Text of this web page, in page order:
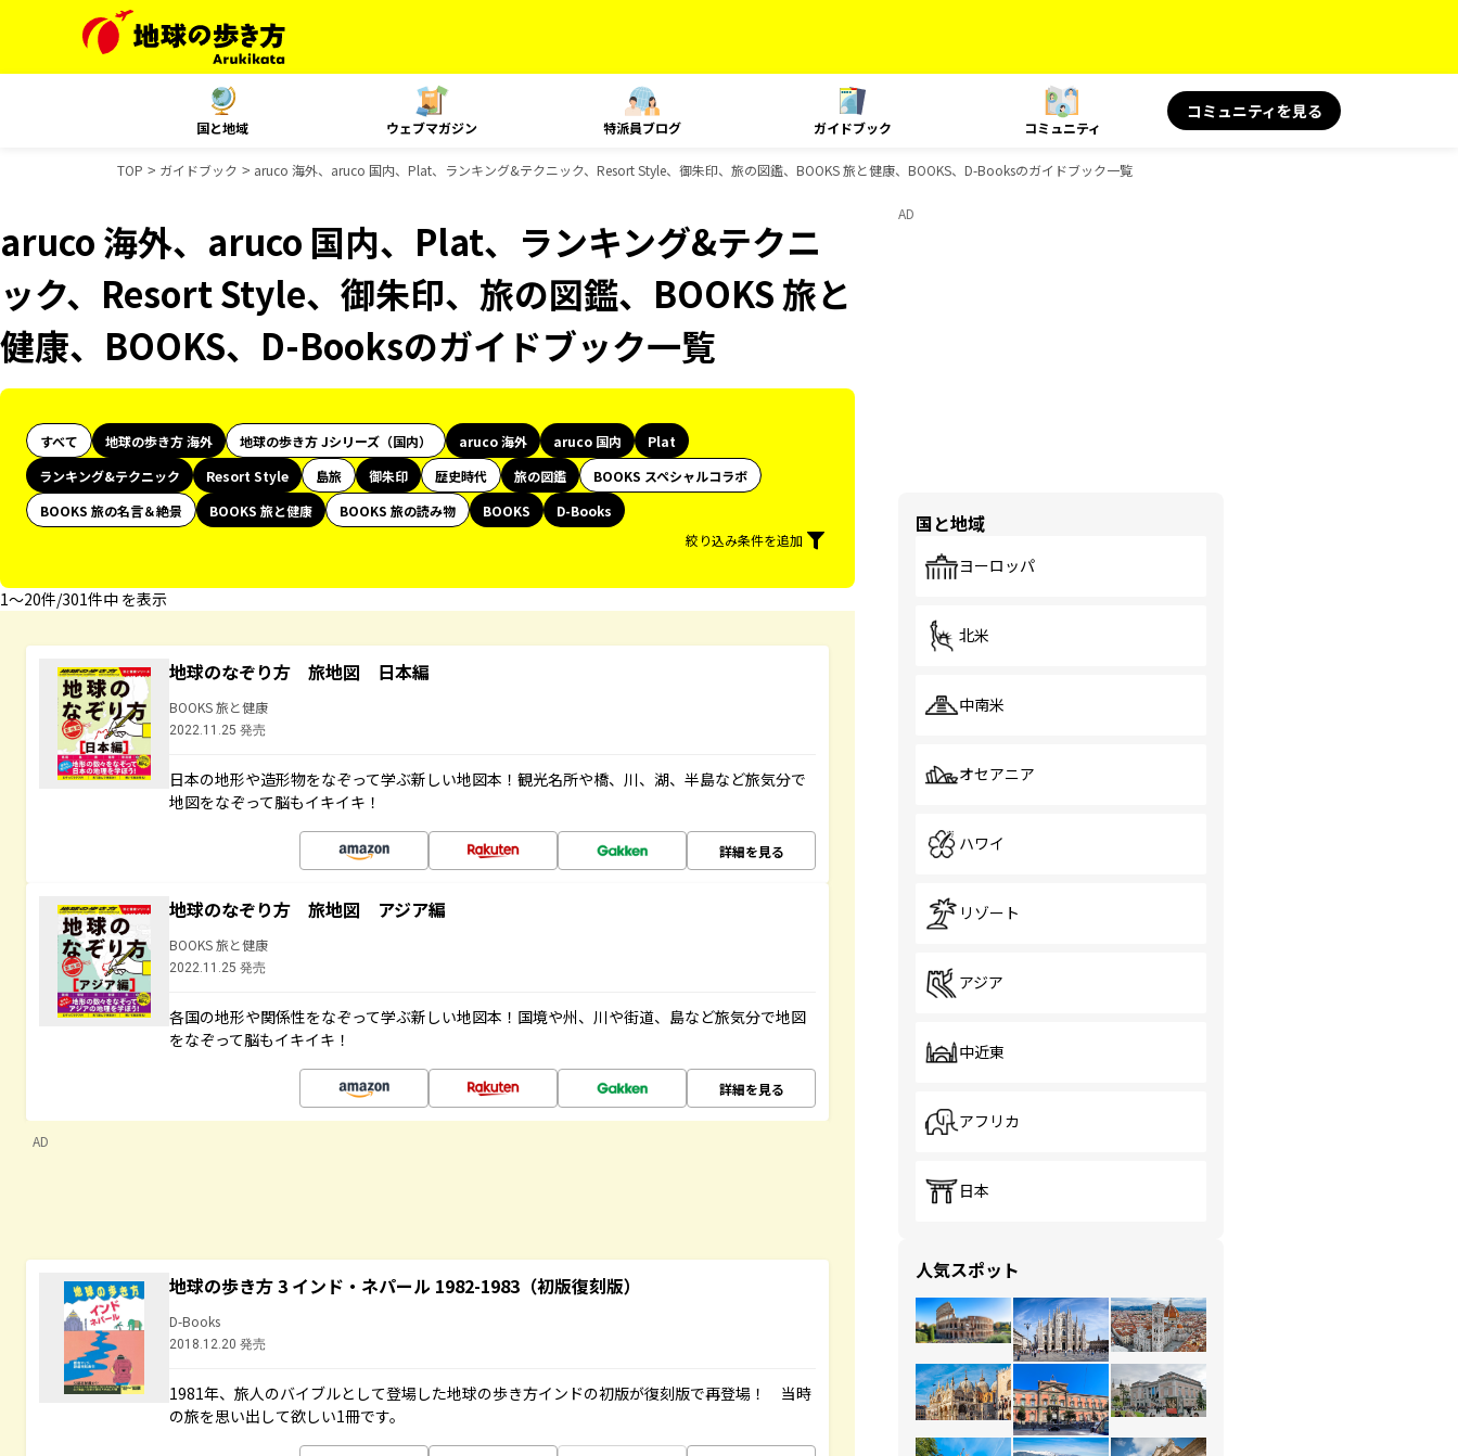
国と地域 ウェブマガジン 特派員ブログ ガイドブック コミュニティ
コミュニティを見る
TOP ガイドブック aruco 海外、aruco 国内、Plat、ランキング&テクニック、Resort Style、御朱印、旅の図鑑、BOOKS 旅と健康、BOOKS、D-Booksのガイドブック一覧
aruco 海外、aruco 国内、Plat、ランキング&テクニ
ック、Resort Style、御朱印、旅の図鑑、BOOKS 旅と
健康、BOOKS、D-Booksのガイドブック一覧
すべて 地球の歩き方 海外 地球の歩き方 Jシリーズ（国内） aruco 海外 aruco 国内
Plat
ランキング&テクニック
Resort Style 島旅 御朱印 歴史時代 旅の図鑑
BOOKS スペシャルコラボ
BOOKS 旅の名言＆絶景
BOOKS 旅と健康 BOOKS 旅の読み物 BOOKS
D-Books
絞り込み条件を追加
1〜20件/301件中 を表示
地球のなぞり方 旅地図 日本編
BOOKS 旅と健康
2022.11.25 発売
日本の地形や造形物をなぞって学ぶ新しい地図本！観光名所や橋、川、湖、半島など旅気分で
地図をなぞって脳もイキイキ！
詳細を見る
地球のなぞり方 旅地図 アジア編
BOOKS 旅と健康
2022.11.25 発売
各国の地形や関係性をなぞって学ぶ新しい地図本！国境や州、川や街道、島など旅気分で地図
をなぞって脳もイキイキ！
詳細を見る
AD
地球の歩き方 3 インド・ネパール 1982-1983（初版復刻版）
D-Books
2018.12.20 発売
1981年、旅人のバイブルとして登場した地球の歩き方インドの初版が復刻版で再登場！ 当時
の旅を思い出して欲しい1冊です。
AD
国と地域
ヨーロッパ
北米
中南米
オセアニア
ハワイ
リゾート
アジア
中近東
アフリカ
日本
人気スポット